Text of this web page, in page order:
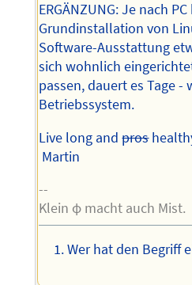
ERGÄNZUNG: Je nach
Grundinstallation von
Software-Ausstattung
sich wohnlich
passen, dauert es Tage -
Betriebssystem.
Live long andpros
Martin
--
Klein φ macht auch Mist.
Wer hat den Begriff